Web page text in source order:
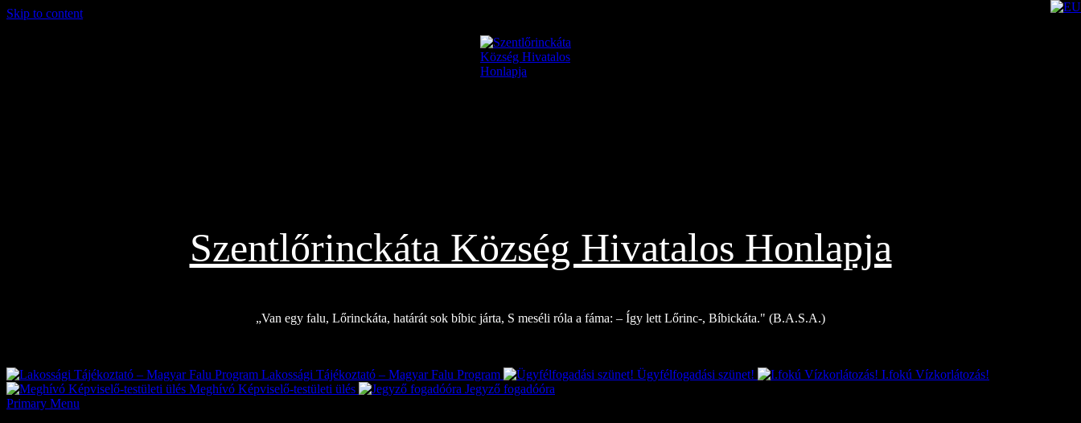
Skip to content
Szentlőrinckáta Község Hivatalos Honlapja
„Van egy falu, Lőrinckáta, határát sok bíbic járta, S meséli róla a fáma: – Így lett Lőrinc-, Bíbickáta." (B.A.S.A.)
Lakossági Tájékoztató – Magyar Falu Program
Ügyfélfogadási szünet!
I.fokú Vízkorlátozás!
Meghívó Képviselő-testületi ülés
Jegyző fogadóóra
Primary Menu